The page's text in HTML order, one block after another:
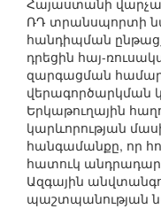
Հայաստանի
ՌԴ տրանսպորտի
հանդիպման
դրեցին հայ-
զարգացման
վերագործարկման
Երկաթուղային
կարևորության
հանգամանքը, որ
հատուկ
Ազգային
պաշտպանության